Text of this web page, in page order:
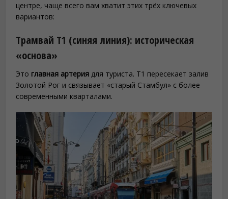
центре, чаще всего вам хватит этих трёх ключевых
вариантов:
Трамвай T1 (синяя линия): историческая
«основа»
Это главная артерия для туриста. T1 пересекает залив
Золотой Рог и связывает «старый Стамбул» с более
современными кварталами.